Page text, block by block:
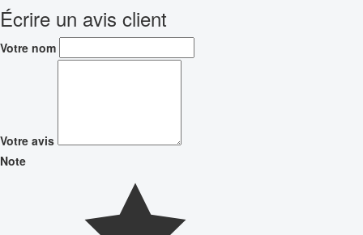
Écrire un avis client
Votre nom
Votre avis
Note